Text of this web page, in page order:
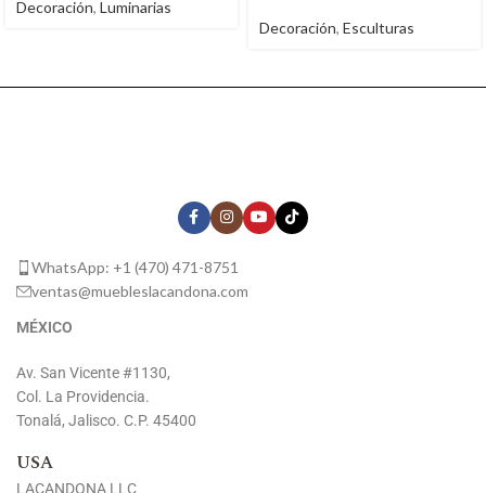
Decoración, Luminarias
Decoración, Esculturas
WhatsApp: +1 (470) 471-8751
ventas@muebleslacandona.com
MÉXICO
Av. San Vicente #1130,
Col. La Providencia.
Tonalá, Jalisco. C.P. 45400
USA
LACANDONA LLC